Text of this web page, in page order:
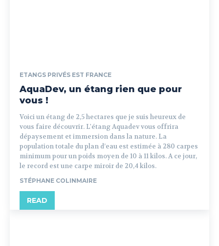
ETANGS PRIVÉS EST FRANCE
AquaDev, un étang rien que pour
vous !
Voici un étang de 2,5 hectares que je suis heureux de
vous faire découvrir. L'étang Aquadev vous offrira
dépaysement et immersion dans la nature. La
population totale du plan d’eau est estimée à 280 carpes
minimum pour un poids moyen de 10 à 11 kilos. A ce jour,
le record est une carpe miroir de 20,4 kilos.
STÉPHANE COLINMAIRE
READ